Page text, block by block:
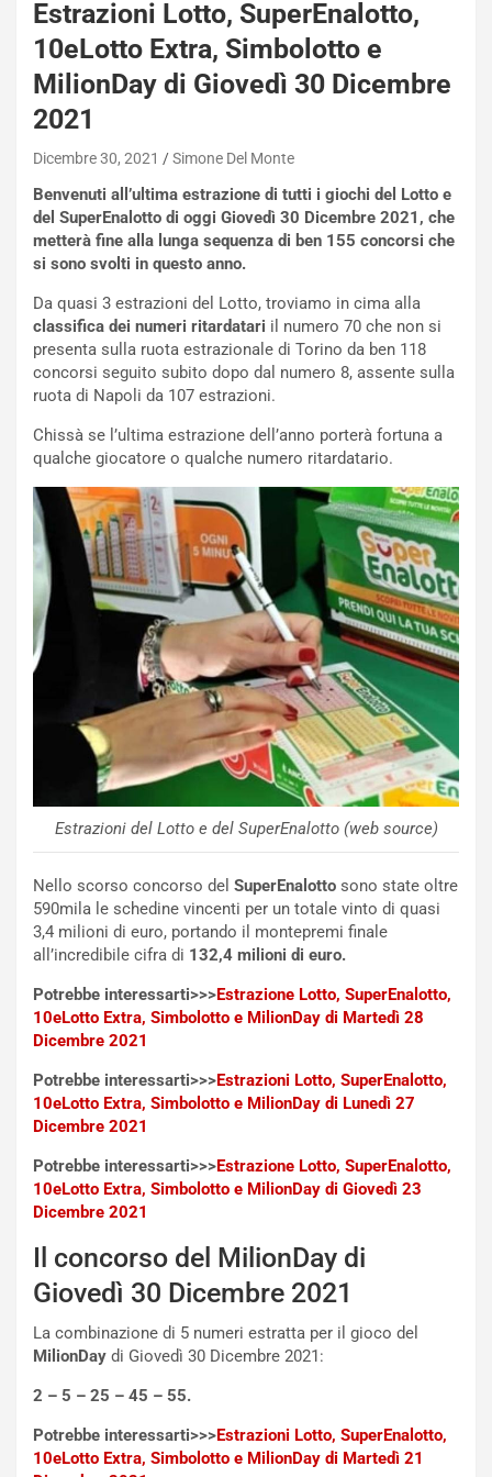
Estrazioni Lotto, SuperEnalotto,
10eLotto Extra, Simbolotto e
MilionDay di Giovedì 30 Dicembre
2021
Dicembre 30, 2021 Simone Del Monte
Benvenuti all’ultima estrazione di tutti i giochi del Lotto e
del SuperEnalotto di oggi Giovedì 30 Dicembre 2021, che
metterà fine alla lunga sequenza di ben 155 concorsi che
si sono svolti in questo anno.
Da quasi 3 estrazioni del Lotto, troviamo in cima alla
classifica dei numeri ritardatari il numero 70 che non si
presenta sulla ruota estrazionale di Torino da ben 118
concorsi seguito subito dopo dal numero 8, assente sulla
ruota di Napoli da 107 estrazioni.
Chissà se l’ultima estrazione dell’anno porterà fortuna a
qualche giocatore o qualche numero ritardatario.
Estrazioni del Lotto e del SuperEnalotto (web source)
Nello scorso concorso del SuperEnalotto sono state oltre
590mila le schedine vincenti per un totale vinto di quasi
3,4 milioni di euro, portando il montepremi finale
all’incredibile cifra di 132,4 milioni di euro.
Potrebbe interessarti>>>Estrazione Lotto, SuperEnalotto,
10eLotto Extra, Simbolotto e MilionDay di Martedì 28
Dicembre 2021
Potrebbe interessarti>>>Estrazioni Lotto, SuperEnalotto,
10eLotto Extra, Simbolotto e MilionDay di Lunedì 27
Dicembre 2021
Potrebbe interessarti>>>Estrazione Lotto, SuperEnalotto,
10eLotto Extra, Simbolotto e MilionDay di Giovedì 23
Dicembre 2021
Il concorso del MilionDay di
Giovedì 30 Dicembre 2021
La combinazione di 5 numeri estratta per il gioco del
MilionDay di Giovedì 30 Dicembre 2021:
2 – 5 – 25 – 45 – 55.
Potrebbe interessarti>>>Estrazioni Lotto, SuperEnalotto,
10eLotto Extra, Simbolotto e MilionDay di Martedì 21
s
a
n
Q
a
h
q
a
e
P
O
W
E
S
a
c
e